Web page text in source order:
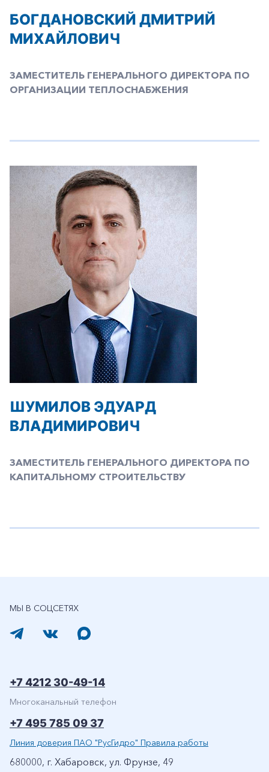
БОГДАНОВСКИЙ ДМИТРИЙ
МИХАЙЛОВИЧ
ЗАМЕСТИТЕЛЬ ГЕНЕРАЛЬНОГО ДИРЕКТОРА ПО
ОРГАНИЗАЦИИ ТЕПЛОСНАБЖЕНИЯ
ШУМИЛОВ ЭДУАРД
ВЛАДИМИРОВИЧ
ЗАМЕСТИТЕЛЬ ГЕНЕРАЛЬНОГО ДИРЕКТОРА ПО
КАПИТАЛЬНОМУ СТРОИТЕЛЬСТВУ
МЫ В СОЦСЕТЯХ
+7 4212 30-49-14
Многоканальный телефон
+7 495 785 09 37
Линия доверия ПАО "РусГидро" Правила работы
680000, г. Хабаровск, ул. Фрунзе, 49